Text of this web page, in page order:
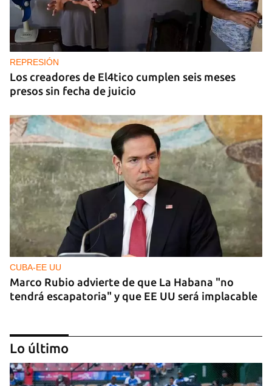
REPRESIÓN
Los creadores de El4tico cumplen seis meses
presos sin fecha de juicio
CUBA-EE UU
Marco Rubio advierte de que La Habana "no
tendrá escapatoria" y que EE UU será implacable
Lo último